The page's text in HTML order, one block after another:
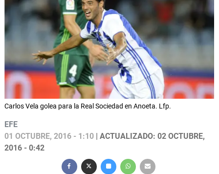
Carlos Vela golea para la Real Sociedad en Anoeta. Lfp.
EFE
01 OCTUBRE, 2016 - 1:10 | ACTUALIZADO: 02 OCTUBRE,
2016 - 0:42